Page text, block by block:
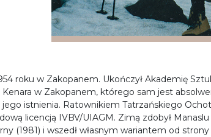
roku w Zakopanem. Ukończył Akademię
w Zakopanem, którego sam jest
jego istnienia. Ratownikiem Tatrzańskiego
licencją IVBV/UIAGM. Zimą zdobył
(1981) i wszedł własnym wariantem od